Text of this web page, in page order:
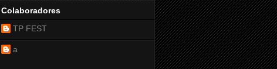
Colaboradores
TP FEST
a